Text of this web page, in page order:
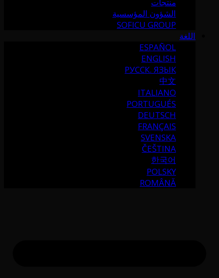
الشؤون المؤسسية
SOFICU GROUP
اللغة
ESPAÑOL
ENGLISH
РУССК. ЯЗЫК
中文
ITALIANO
PORTUGUÉS
DEUTSCH
FRANÇAIS
SVENSKA
ČEŠTINA
한국어
POLSKY
ROMÂNĂ